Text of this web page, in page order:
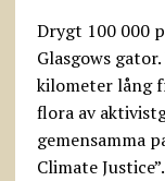
Drygt 100 000
Glasgows
kilometer lång
flora av
gemensamma
Climate